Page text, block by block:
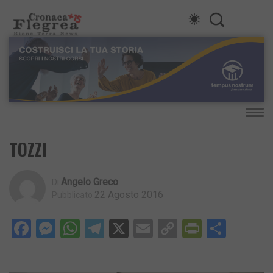
TOZZI
Angelo Greco
22 Agosto 2016
Facebook
Messenger
WhatsApp
Telegram
X EmailCopy